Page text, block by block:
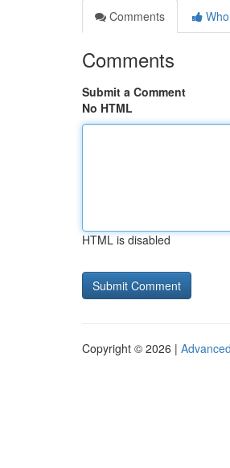
Comments
Comments
Submit a Comment
No HTML
HTML is disabled
Copyright © 2026 |